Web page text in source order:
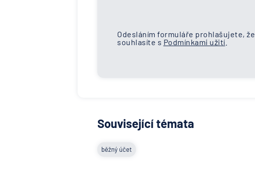
Odesláním formuláře prohlašujete, že
souhlasíte s Podmínkami užití
Související témata
běžný účet